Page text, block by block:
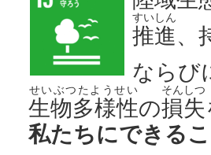
推進
すいしん
、
ならび
生物多様性
せいぶつたようせい
の損失
そんしつ
私たちにできる